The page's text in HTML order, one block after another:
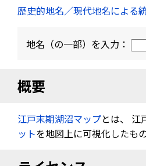
歴史的地名／現代地名による
地名（の一部）を入力：
概要
江戸末期湖沼マップとは、 江
ットを地図上に可視化したも